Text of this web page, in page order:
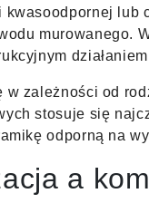
kwasoodpornej lub
murowanego.
w zależności od
stosuje się
odporną na
a